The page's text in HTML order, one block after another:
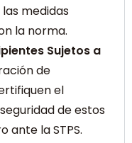
medidas
la norma.
Sujetos a
de
el
de estos
ante la STPS.